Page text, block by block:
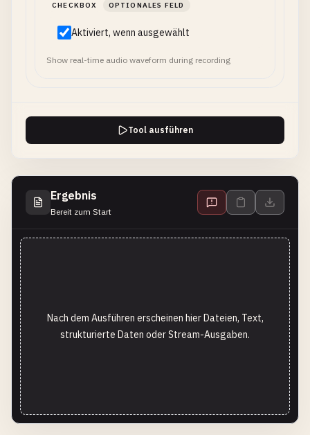
CHECKBOX OPTIONALES FELD
Aktiviert, wenn ausgewählt
Show real-time audio waveform during recording
Tool ausführen
Ergebnis
Bereit zum Start
Nach dem Ausführen erscheinen hier Dateien, Text,
strukturierte Daten oder Stream-Ausgaben.